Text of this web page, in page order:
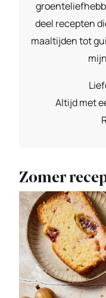
deel recepten
maaltijden tot
Altijd met
Zomer